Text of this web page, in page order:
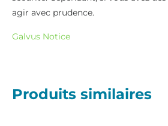
agir avec prudence.
Galvus Notice
Produits similaires